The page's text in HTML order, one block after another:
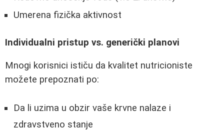
Umerena fizička aktivnost
Individualni pristup vs. generički planovi
Mnogi korisnici ističu da kvalitet nutricioniste
možete prepoznati po:
Da li uzima u obzir vaše krvne nalaze i
zdravstveno stanje